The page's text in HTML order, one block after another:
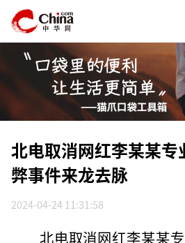
北电取消网红李某某专
弊事件来龙去脉
2024-04-24 11:31:58
北电取消网红李某某